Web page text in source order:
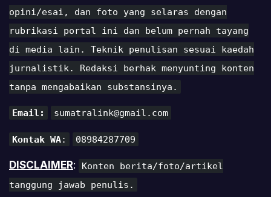
opini/esai, dan foto yang selaras dengan
rubrikasi portal ini dan belum pernah tayang
di media lain. Teknik penulisan sesuai kaedah
jurnalistik. Redaksi berhak menyunting konten
tanpa mengabaikan substansinya.
Email: sumatralink@gmail.com
Kontak WA: 08984287709
DISCLAIMER:
Konten berita/foto/artikel
tanggung jawab penulis.